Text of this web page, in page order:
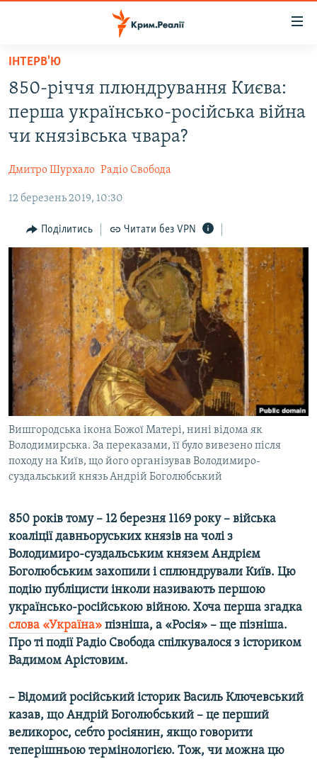
Перейти
основного
матеріалу
Перейти
основної
навігації
Перейти
пошуку
ВОДА.КРИМ
ВІДЕО ТА ФОТО
БЛОГИ
ПОГЛЯД
ІНТЕРВ'Ю
ВСЕ ЗА ДЕНЬ
СПЕЦПРОЕКТИ
ДЕПОРТАЦІЯ
ВІДЕОУРОКИ «ELIFBE»
СВІДЧЕННЯ ОКУПАЦІЇ
УКРАЇНСЬКА ПРОБЛЕМА КРИМУ
ІНФОГРАФІКА
ЯК ОБІЙТИ БЛОКУВАННЯ
Русский
Qırımtatar
ДОЛУЧАЙСЯ!
Усі сайти RFE/RL
ІНТЕРВ'Ю
850-річчя плюндрування Києва:
перша українсько-російська війна
чи князівська чвара?
Дмитро Шурхало Радіо Свобода
12 березень 2019, 10:30
Поділитись Читати без VPN
Вишгородська ікона Божої Матері, нині відома як
Володимирська. За переказами, її було вивезено після
походу на Київ, що його організував Володимиро-
суздальський князь Андрій Боголюбський
850 років тому – 12 березня 1169 року ­– війська
коаліції давньоруських князів на чолі з
Володимиро-суздальським князем Андрієм
Боголюбським захопили і сплюндрували Київ. Цю
подію публіцисти інколи називають першою
українсько-російською війною. Хоча перша згадка
слова «Україна» пізніша, а «Росія» – ще пізніша.
Про ті події Радіо Свобода спілкувалося з істориком
Вадимом Арістовим.
– Відомий російський історик Василь Ключевський
казав, що Андрій Боголюбський – це перший
великорос, себто росіянин, якщо говорити
теперішньою термінологією. Тож, чи можна цю